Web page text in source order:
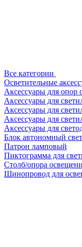
Все категории
Осветительные
Аксессуары для опор
Аксессуары для
Аксессуары для
Аксессуары для
Аксессуары для
Блок автономный
Патрон ламповый
Пиктограмма для
Столб/опора
Шинопровод для